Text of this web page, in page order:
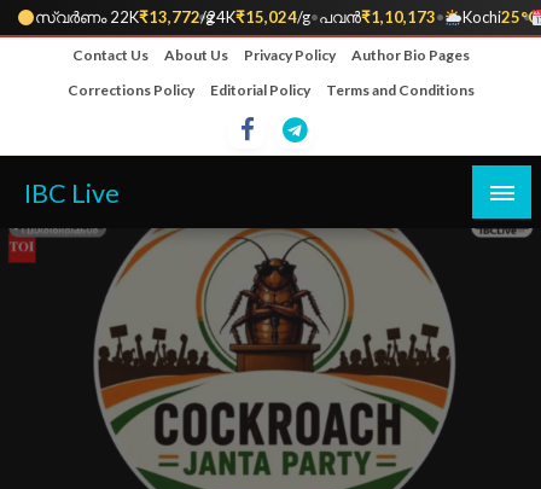
സ്വർണം 22K₹13,772/g
•24K₹15,024/g•പവൻ₹1,10,173• Kochi25°C
•
Contact Us About Us Privacy Policy
Author Bio Pages
Corrections Policy
Editorial Policy Terms and Conditions
IBC Live